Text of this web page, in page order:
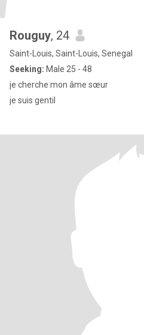
Rouguy, 24
Saint-Louis, Saint-Louis, Senegal
Seeking: Male 25 - 48
je cherche mon âme sœur
je suis gentil